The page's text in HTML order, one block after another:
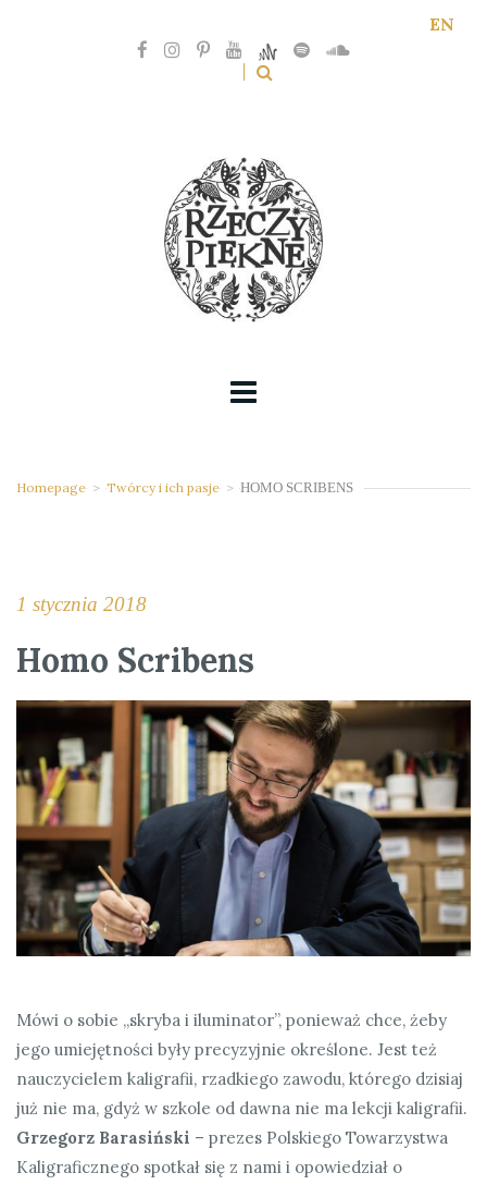
EN
Homepage > Twórcy i ich pasje > HOMO SCRIBENS
1 stycznia 2018
Homo Scribens
Mówi o sobie „skryba i iluminator”, ponieważ chce, żeby
jego umiejętności były precyzyjnie określone. Jest też
nauczycielem kaligrafii, rzadkiego zawodu, którego dzisiaj
już nie ma, gdyż w szkole od dawna nie ma lekcji kaligrafii.
Grzegorz Barasiński – prezes Polskiego Towarzystwa
Kaligraficznego spotkał się z nami i opowiedział o